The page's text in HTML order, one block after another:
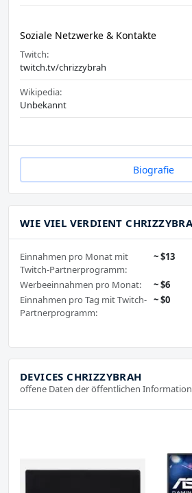
Soziale Netzwerke & Kontakte
Twitch:
twitch.tv/chrizzybrah
Wikipedia:
Unbekannt
Biografie
WIE VIEL VERDIENT
Einnahmen pro Monat mit
Twitch-Partnerprogramm:
~ $13
Werbeeinnahmen pro Monat:
~ $6
Einnahmen pro Tag mit Twitch-
Partnerprogramm:
~ $0
DEVICES CHRIZZYBRAH
offene Daten der öffentlichen